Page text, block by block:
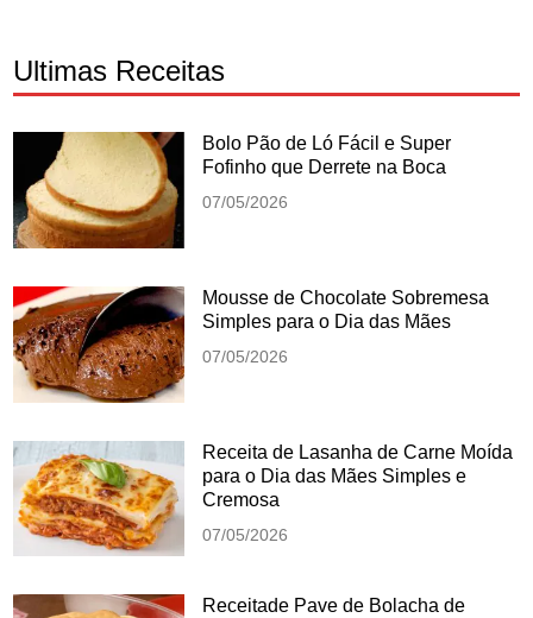
Ultimas Receitas
Bolo Pão de Ló Fácil e Super
Fofinho que Derrete na Boca
07/05/2026
Mousse de Chocolate Sobremesa
Simples para o Dia das Mães
07/05/2026
Receita de Lasanha de Carne Moída
para o Dia das Mães Simples e
Cremosa
07/05/2026
Receitade Pave de Bolacha de